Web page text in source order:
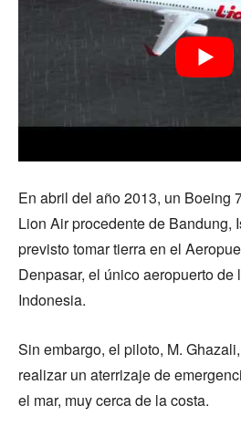
En abril del año 2013, un Boeing
Lion Air procedente de Bandung,
previsto tomar tierra en el
Denpasar, el único aeropuerto de
Indonesia.
Sin embargo, el piloto, M.
realizar un aterrizaje de
el mar, muy cerca de la costa.